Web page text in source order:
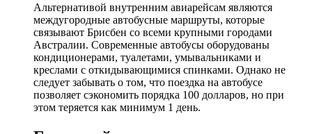
Альтернативой внутренним авиарейсам являются
междугородные автобусные маршруты, которые
связывают Брисбен со всеми крупными городами
Австралии. Современные автобусы оборудованы
кондиционерами, туалетами, умывальниками и
креслами с откидывающимися спинками. Однако не
следует забывать о том, что поездка на автобусе
позволяет сэкономить порядка 100 долларов, но при
этом теряется как минимум 1 день.